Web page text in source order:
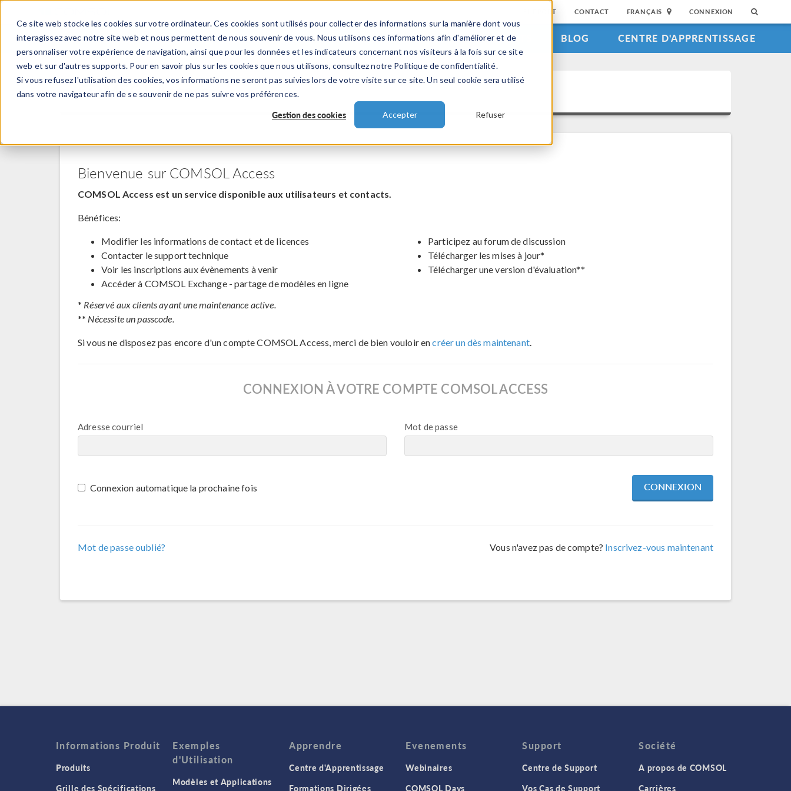
Ce site web stocke les cookies sur votre ordinateur. Ces cookies sont utilisés pour collecter des informations sur la manière dont vous
interagissez avec notre site web et nous permettent de nous souvenir de vous. Nous utilisons ces informations afin d'améliorer et de
personnaliser votre expérience de navigation, ainsi que pour les données et les indicateurs concernant nos visiteurs à la fois sur ce site
web et sur d'autres supports. Pour en savoir plus sur les cookies que nous utilisons, consultez notre Politique de confidentialité.
Si vous refusez l'utilisation des cookies, vos informations ne seront pas suivies lors de votre visite sur ce site. Un seul cookie sera utilisé
dans votre navigateur afin de se souvenir de ne pas suivre vos préférences.
Gestion des cookies Accepter Refuser
SUPPORT CONTACT FRANÇAIS CONNEXION
PRODUITS INDUSTRIES VIDEOS EVENEMENTS BLOG CENTRE D'APPRENTISSAGE
COMSOL Access
Bienvenue sur COMSOL Access
COMSOL Access est un service disponible aux utilisateurs et contacts.
Bénéfices:
Modifier les informations de contact et de licences
Contacter le support technique
Voir les inscriptions aux évènements à venir
Accéder à COMSOL Exchange - partage de modèles en ligne
Participez au forum de discussion
Télécharger les mises à jour*
Télécharger une version d'évaluation**
* Réservé aux clients ayant une maintenance active.
** Nécessite un passcode.
Si vous ne disposez pas encore d'un compte COMSOL Access, merci de bien vouloir encréer un dès maintenant.
CONNEXION À VOTRE COMPTE COMSOL ACCESS
Adresse courriel Mot de passe
Connexion automatique la prochaine fois
Mot de passe oublié? Vous n'avez pas de compte? Inscrivez-vous maintenant
Informations Produit
Produits
Grille des Spécifications
Exemples
d'Utilisation
Modèles et Applications
Apprendre
Centre d'Apprentissage
Formations Dirigées
Evenements
Webinaires
COMSOL Days
Support
Centre de Support
Vos Cas de Support
Société
A propos de COMSOL
Carrières